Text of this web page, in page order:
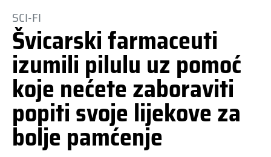
SCI-FI
Švicarski farmaceuti
izumili pilulu uz pomoć
koje nećete zaboraviti
popiti svoje lijekove za
bolje pamćenje